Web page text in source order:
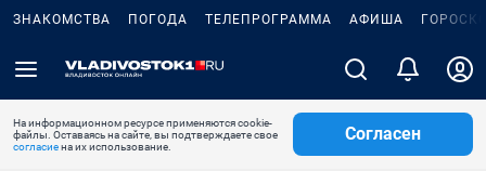
ЗНАКОМСТВА ПОГОДА ТЕЛЕПРОГРАММА АФИША
На информационном ресурсе применяются cookie-
файлы. Оставаясь на сайте, вы подтверждаете свое
согласиена их использование.
Согласен